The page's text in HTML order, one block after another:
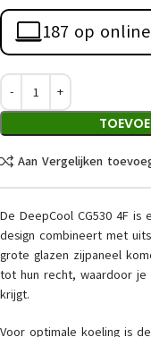
187 op
Aan Vergelijken
De DeepCool CG530 4F
design combineert met
grote glazen zijpaneel
tot hun recht, waardoor je
krijgt.
Voor optimale koeling is